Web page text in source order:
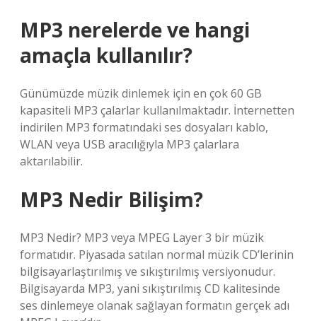
MP3 nerelerde ve hangi
amaçla kullanılır?
Günümüzde müzik dinlemek için en çok 60 GB
kapasiteli MP3 çalarlar kullanılmaktadır. İnternetten
indirilen MP3 formatındaki ses dosyaları kablo,
WLAN veya USB aracılığıyla MP3 çalarlara
aktarılabilir.
MP3 Nedir Bilişim?
MP3 Nedir? MP3 veya MPEG Layer 3 bir müzik
formatıdır. Piyasada satılan normal müzik CD’lerinin
bilgisayarlaştırılmış ve sıkıştırılmış versiyonudur.
Bilgisayarda MP3, yani sıkıştırılmış CD kalitesinde
ses dinlemeye olanak sağlayan formatın gerçek adı